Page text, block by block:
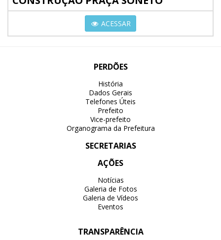
ACESSAR
PERDÕES
História
Dados Gerais
Telefones Úteis
Prefeito
Vice-prefeito
Organograma da Prefeitura
SECRETARIAS
AÇÕES
Notícias
Galeria de Fotos
Galeria de Vídeos
Eventos
TRANSPARÊNCIA